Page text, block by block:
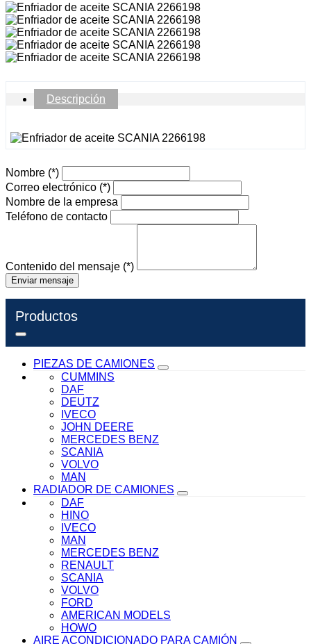
Descripción
Nombre (*)
Correo electrónico (*)
Nombre de la empresa
Teléfono de contacto
Contenido del mensaje (*)
Enviar mensaje
Productos
PIEZAS DE CAMIONES
CUMMINS
DAF
DEUTZ
IVECO
JOHN DEERE
MERCEDES BENZ
SCANIA
VOLVO
MAN
RADIADOR DE CAMIONES
DAF
HINO
IVECO
MAN
MERCEDES BENZ
RENAULT
SCANIA
VOLVO
FORD
AMERICAN MODELS
HOWO
AIRE ACONDICIONADO PARA CAMIÓN